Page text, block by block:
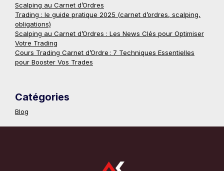
Scalping au Carnet d’Ordres
Trading : le guide pratique 2025 (carnet d’ordres, scalping,
obligations)
Scalping au Carnet d’Ordres : Les News Clés pour Optimiser
Votre Trading
Cours Trading Carnet d’Ordre : 7 Techniques Essentielles
pour Booster Vos Trades
Catégories
Blog